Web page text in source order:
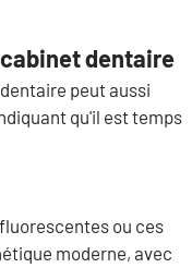
dentaire
peut aussi
qu'il est temps
ou ces
moderne, avec